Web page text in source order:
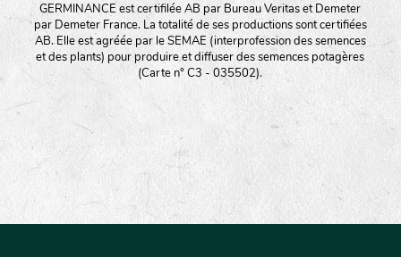
GERMINANCE est certifilée AB par Bureau Veritas et Demeter
par Demeter France. La totalité de ses productions sont certifiées
AB. Elle est agréée par le SEMAE (interprofession des semences
et des plants) pour produire et diffuser des semences potagères
(Carte n° C3 - 035502).